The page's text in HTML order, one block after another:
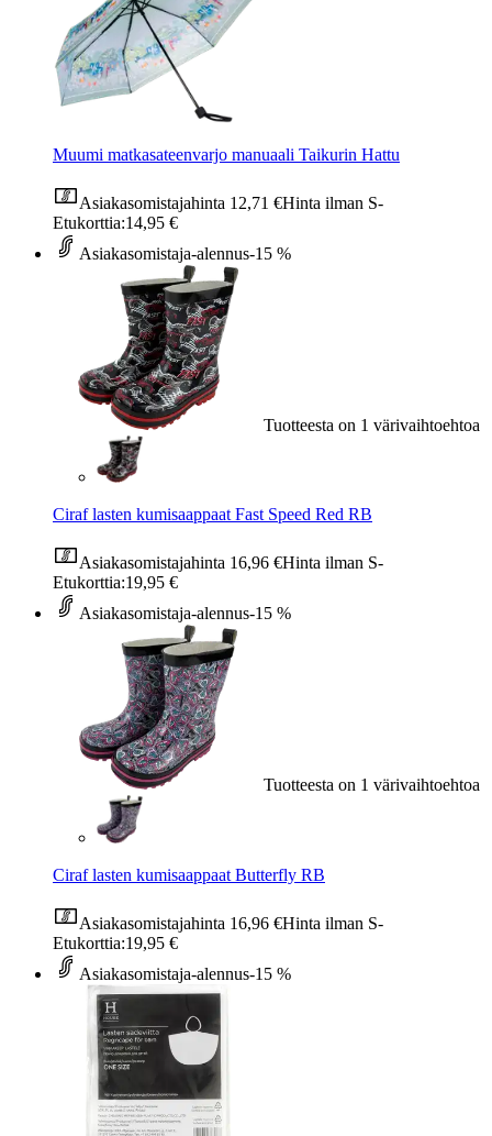
Muumi matkasateenvarjo manuaali Taikurin Hattu
Asiakasomistajahinta 12,71 €Hinta ilman S-
Etukorttia:14,95 €
Asiakasomistaja-alennus-15 %
Tuotteesta on 1 värivaihtoehtoa
Ciraf lasten kumisaappaat Fast Speed Red RB
Asiakasomistajahinta 16,96 €Hinta ilman S-
Etukorttia:19,95 €
Asiakasomistaja-alennus-15 %
Tuotteesta on 1 värivaihtoehtoa
Ciraf lasten kumisaappaat Butterfly RB
Asiakasomistajahinta 16,96 €Hinta ilman S-
Etukorttia:19,95 €
Asiakasomistaja-alennus-15 %